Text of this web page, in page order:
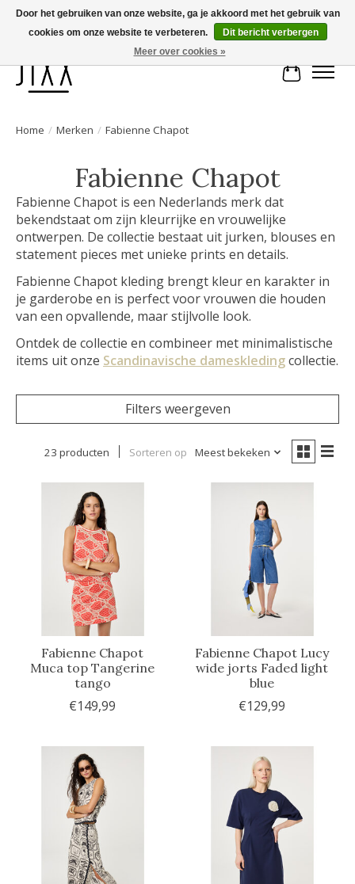
Voor 14.00 uur besteld, vandaag verstuurd | Gratis verzending vanaf € 75
Home / Merken / Fabienne Chapot
Fabienne Chapot
Fabienne Chapot is een Nederlands merk dat
bekendstaat om zijn kleurrijke en vrouwelijke
ontwerpen. De collectie bestaat uit jurken, blouses en
statement pieces met unieke prints en details.
Fabienne Chapot kleding brengt kleur en karakter in
je garderobe en is perfect voor vrouwen die houden
van een opvallende, maar stijlvolle look.
Ontdek de collectie en combineer met minimalistische
items uit onze Scandinavische dameskledingcollectie.
Filters weergeven
23 producten Sorteren op Meest bekeken
Fabienne Chapot
Muca top Tangerine
tango
€149,99
Fabienne Chapot Lucy
wide jorts Faded light
blue
€129,99
Door het gebruiken van onze website, ga je akkoord met het gebruik van
cookies om onze website te verbeteren.
Dit bericht verbergen
Meer over cookies »